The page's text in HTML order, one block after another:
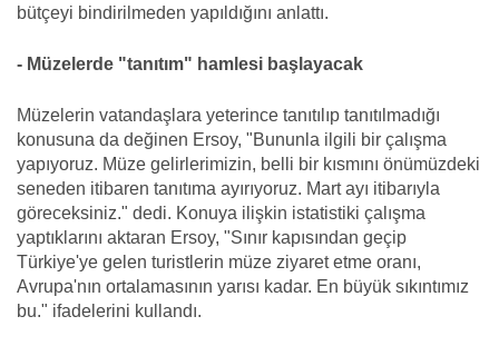
bütçeyi bindirilmeden yapıldığını anlattı.
- Müzelerde "tanıtım" hamlesi başlayacak
Müzelerin vatandaşlara yeterince tanıtılıp tanıtılmadığı
konusuna da değinen Ersoy, "Bununla ilgili bir çalışma
yapıyoruz. Müze gelirlerimizin, belli bir kısmını önümüzdeki
seneden itibaren tanıtıma ayırıyoruz. Mart ayı itibarıyla
göreceksiniz." dedi. Konuya ilişkin istatistiki çalışma
yaptıklarını aktaran Ersoy, "Sınır kapısından geçip
Türkiye'ye gelen turistlerin müze ziyaret etme oranı,
Avrupa'nın ortalamasının yarısı kadar. En büyük sıkıntımız
bu." ifadelerini kullandı.